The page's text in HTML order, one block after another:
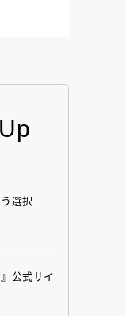
選択
公式サイ